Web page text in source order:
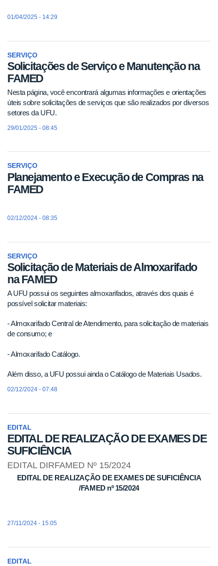
01/04/2025 - 14:29
SERVIÇO
Solicitações de Serviço e Manutenção na
FAMED
Nesta página, você encontrará algumas informações e orientações
úteis sobre solicitações de serviços que são realizados por diversos
setores da UFU.
29/01/2025 - 08:45
SERVIÇO
Planejamento e Execução de Compras na
FAMED
02/12/2024 - 08:35
SERVIÇO
Solicitação de Materiais de Almoxarifado
na FAMED
A UFU possui os seguintes almoxarifados, através dos quais é
possível solicitar materiais:
- Almoxarifado Central de Atendimento, para solicitação de materiais
de consumo; e
- Almoxarifado Catálogo.
Além disso, a UFU possui ainda o Catálogo de Materiais Usados.
02/12/2024 - 07:48
EDITAL
EDITAL DE REALIZAÇÃO DE EXAMES DE
SUFICIÊNCIA
EDITAL DIRFAMED Nº 15/2024
EDITAL DE REALIZAÇÃO DE EXAMES DE SUFICIÊNCIA
/FAMED nº 15/2024
27/11/2024 - 15:05
EDITAL